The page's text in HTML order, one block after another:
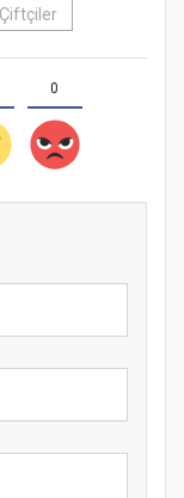
Çiftçiler
0